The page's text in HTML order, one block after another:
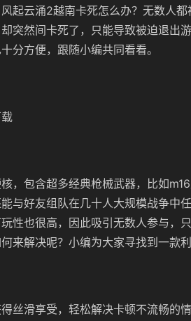
起云涌2越南卡死怎么办？无数人
突然间卡死了，只能导致被迫退出
分方便，跟随小编共同看看。
，包含超多经典枪械武器，比如
与好友组队在几十人大规模战争中
性也很高，因此吸引无数人参与，
来解决呢？小编为大家寻找到一款利
丝滑享受，轻松解决卡顿不流畅的